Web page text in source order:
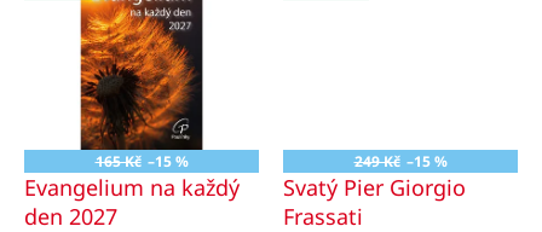
165 Kč –15 %
Evangelium na každý
den 2027
249 Kč –15 %
Svatý Pier Giorgio
Frassati